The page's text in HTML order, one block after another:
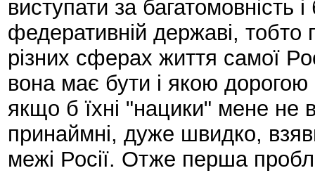
виступати за багатомовність і
федеративній державі, тобто
різних сферах життя самої
вона має бути і якою дорогою
якщо б їхні "нацики" мене не
принаймні, дуже швидко,
межі Росії. Отже перша